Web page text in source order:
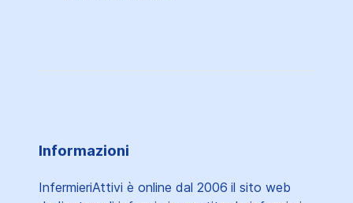
Informazioni
InfermieriAttivi è online dal 2006 il sito web